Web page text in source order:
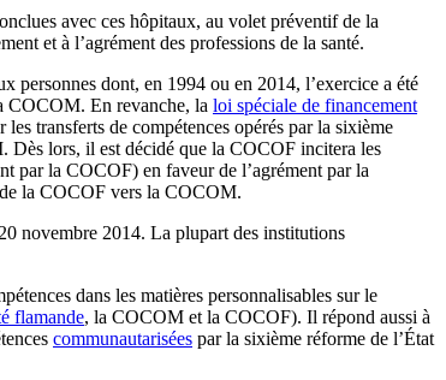
avec ces hôpitaux, au volet préventif de la
et à l’agrément des professions de la santé.
personnes dont, en 1994 ou en 2014, l’exercice a été
COCOM. En revanche, la loi spéciale de financement
transferts de compétences opérés par la sixième
Dès lors, il est décidé que la COCOF incitera les
par la COCOF) en faveur de l’agrément par la
la COCOF vers la COCOM.
novembre 2014. La plupart des institutions
dans les matières personnalisables sur le
flamande, la COCOM et la COCOF). Il répond aussi à
communautarisées par la sixième réforme de l’État